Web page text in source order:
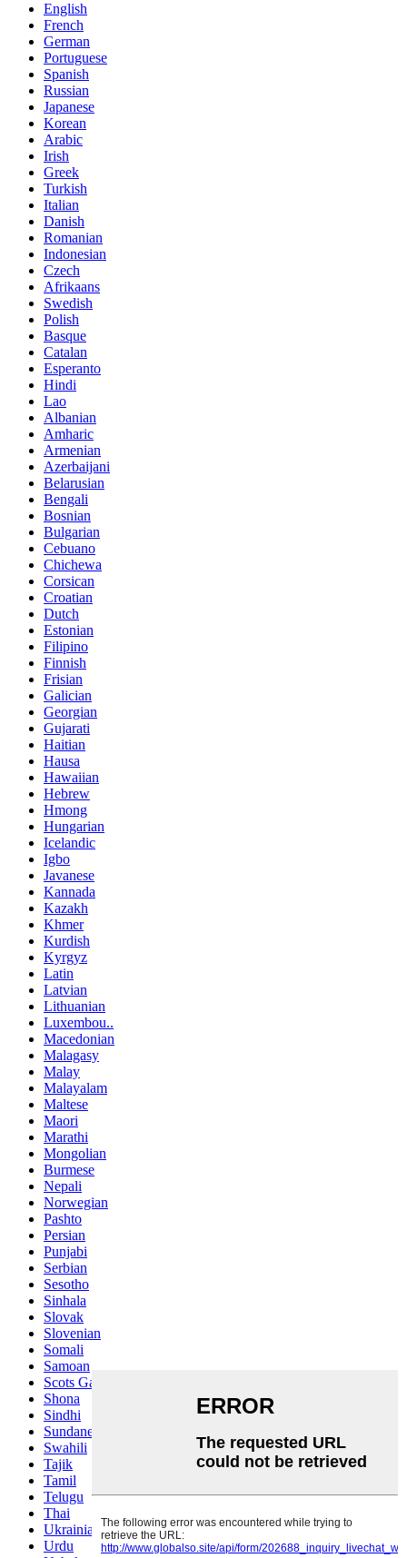
English
French
German
Portuguese
Spanish
Russian
Japanese
Korean
Arabic
Irish
Greek
Turkish
Italian
Danish
Romanian
Indonesian
Czech
Afrikaans
Swedish
Polish
Basque
Catalan
Esperanto
Hindi
Lao
Albanian
Amharic
Armenian
Azerbaijani
Belarusian
Bengali
Bosnian
Bulgarian
Cebuano
Chichewa
Corsican
Croatian
Dutch
Estonian
Filipino
Finnish
Frisian
Galician
Georgian
Gujarati
Haitian
Hausa
Hawaiian
Hebrew
Hmong
Hungarian
Icelandic
Igbo
Javanese
Kannada
Kazakh
Khmer
Kurdish
Kyrgyz
Latin
Latvian
Lithuanian
Luxembou..
Macedonian
Malagasy
Malay
Malayalam
Maltese
Maori
Marathi
Mongolian
Burmese
Nepali
Norwegian
Pashto
Persian
Punjabi
Serbian
Sesotho
Sinhala
Slovak
Slovenian
Somali
Samoan
Scots Gaelic
Shona
Sindhi
Sundanese
Swahili
Tajik
Tamil
Telugu
Thai
Ukrainian
Urdu